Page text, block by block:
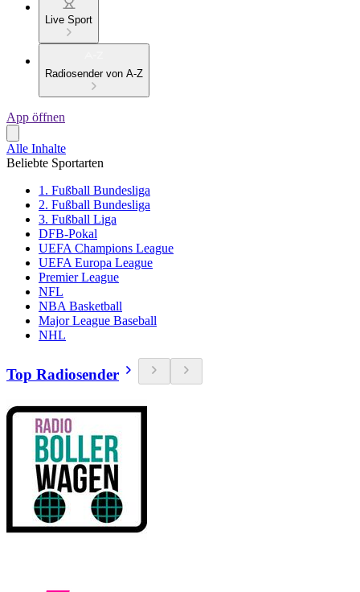
Live Sport
Radiosender von A-Z
App öffnen
Alle Inhalte
Beliebte Sportarten
1. Fußball Bundesliga
2. Fußball Bundesliga
3. Fußball Liga
DFB-Pokal
UEFA Champions League
UEFA Europa League
Premier League
NFL
NBA Basketball
Major League Baseball
NHL
Top Radiosender